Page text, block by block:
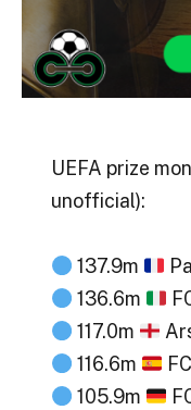
UEFA prize
unofficial):
137.9m
136.6m
117.0m
116.6m
105.9m